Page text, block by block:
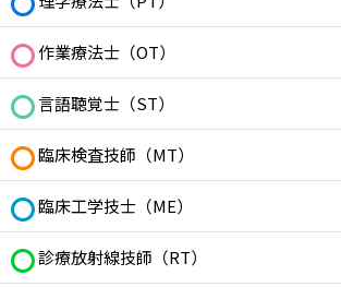
作業療法士（OT）
言語聴覚士（ST）
臨床検査技師（MT）
臨床工学技士（ME）
診療放射線技師（RT）